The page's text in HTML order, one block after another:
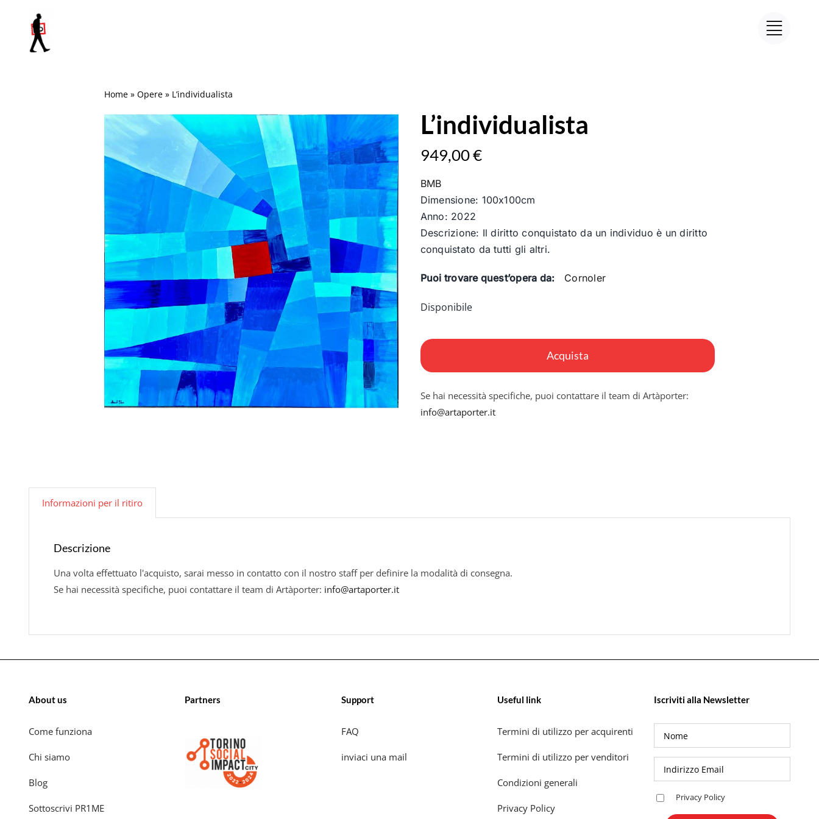
contenuto
Home »Opere » L’individualista
L’individualista
949,00€
BMB
Dimensione: 100x100cm
Anno: 2022
Descrizione: Il diritto conquistato da un individuo è un diritto
conquistato da tutti gli altri.
Puoi trovare quest’opera da: Cornoler
Disponibile
Acquista
Se hai necessità specifiche, puoi contattare il team di Artàporter:
info@artaporter.it
Informazioni per il ritiro
Descrizione
Una volta effettuato l'acquisto, sarai messo in contatto con il nostro staff per definire la modalità di consegna.
Se hai necessità specifiche, puoi contattare il team di Artàporter: info@artaporter.it
About us
Come funziona
Chi siamo
Blog
Sottoscrivi PR1ME
Partners Support
FAQ
inviaci una mail
Useful link
Termini di utilizzo per acquirenti
Termini di utilizzo per venditori
Condizioni generali
Privacy Policy
Iscriviti alla Newsletter
Privacy Policy